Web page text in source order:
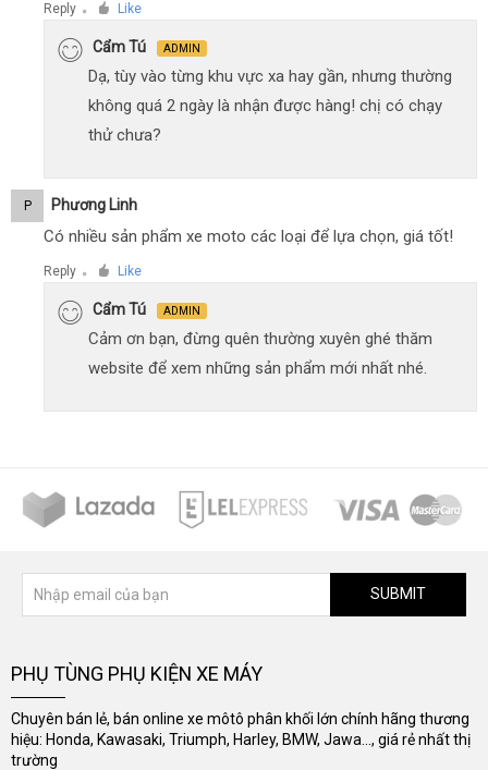
Reply ● Like
Cẩm Tú ADMIN
Dạ, tùy vào từng khu vực xa hay gần, nhưng thường
không quá 2 ngày là nhận được hàng! chị có chạy
thử chưa?
P Phương Linh
Có nhiều sản phẩm xe moto các loại để lựa chọn, giá tốt!
Reply ● Like
Cẩm Tú ADMIN
Cảm ơn bạn, đừng quên thường xuyên ghé thăm
website để xem những sản phẩm mới nhất nhé.
SUBMIT
PHỤ TÙNG PHỤ KIỆN XE MÁY
Chuyên bán lẻ, bán online xe môtô phân khối lớn chính hãng thương
hiệu: Honda, Kawasaki, Triumph, Harley, BMW, Jawa..., giá rẻ nhất thị
trường